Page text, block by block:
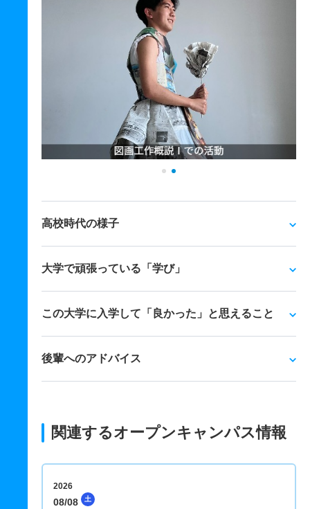
高校時代の様子
大学で頑張っている「学び」
この大学に入学して「良かった」と思えること
後輩へのアドバイス
関連するオープンキャンパス情報
2026
08/08 土